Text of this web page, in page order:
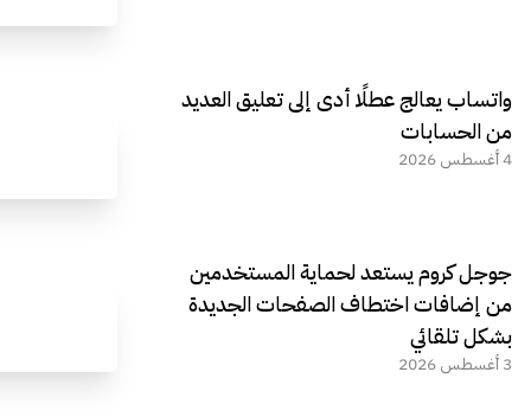
واتساب يعالج عطلًا أدى إلى تعليق العديد
من الحسابات
4 أغسطس 2026
جوجل كروم يستعد لحماية المستخدمين
من إضافات اختطاف الصفحات الجديدة
بشكل تلقائي
3 أغسطس 2026